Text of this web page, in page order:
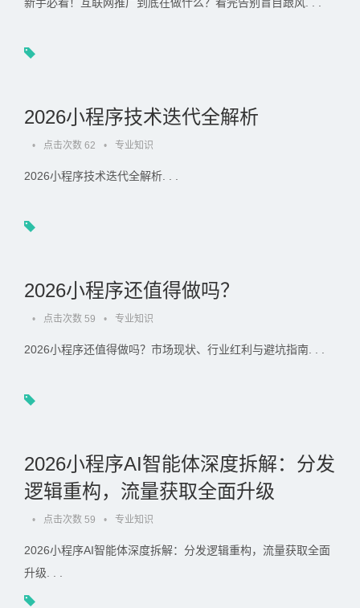
2026小程序技术迭代全解析
• 点击次数 62 • 专业知识
2026小程序技术迭代全解析. . .
2026小程序还值得做吗？
• 点击次数 59 • 专业知识
2026小程序还值得做吗？市场现状、行业红利与避坑指南. . .
2026小程序AI智能体深度拆解：分发
逻辑重构，流量获取全面升级
• 点击次数 59 • 专业知识
2026小程序AI智能体深度拆解：分发逻辑重构，流量获取全面
升级. . .